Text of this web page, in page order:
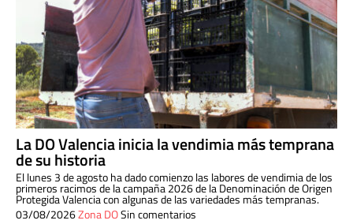
La DO Valencia inicia la vendimia más temprana
de su historia
El lunes 3 de agosto ha dado comienzo las labores de vendimia de los
primeros racimos de la campaña 2026 de la Denominación de Origen
Protegida Valencia con algunas de las variedades más tempranas.
03/08/2026Zona DOSin comentarios